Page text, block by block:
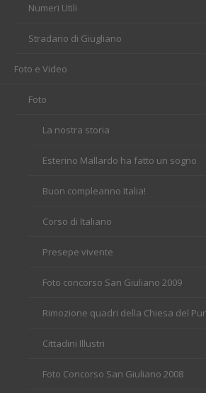
Numeri Utili
Stradario di Giugliano
Foto e Video
Foto
La nostra storia
Esterino Mallardo ha fatto un sogno
Buon compleanno Italia!
Corso di Italiano
Presepe vivente
Foto concorso San Giuliano 2009
Rimozione quadri della Chiesa del
Cittadini Illustri
Foto Concorso San Giuliano 2008